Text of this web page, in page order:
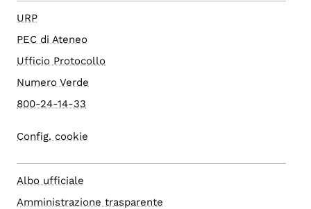
URP
PEC di Ateneo
Ufficio Protocollo
Numero Verde
800-24-14-33
Config. cookie
Albo ufficiale
Amministrazione trasparente